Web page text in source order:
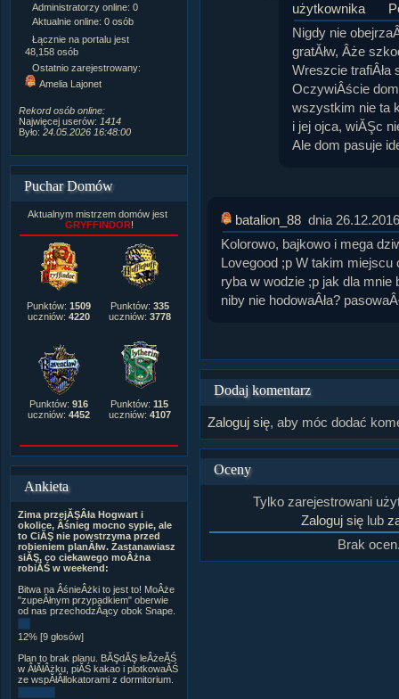
Administratorzy online: 0
Aktualnie online: 0 osób
Łącznie na portalu jest
48,158 osób
Ostatnio zarejestrowany:
Amelia Lajonet
Rekord osób online:
Najwięcej userów: 1414
Było: 24.05.2026 16:48:00
10,564
3,921
319,637
Komentarzy do materiałów:
3,327
4,170
Puchar Domów
Aktualnym mistrzem domów jest
GRYFFINDOR!
Punktów: 1509
uczniów: 4220
Punktów: 335
uczniów: 3778
Punktów: 916
uczniów: 4452
Punktów: 115
uczniów: 4107
Ankieta
Zima przejĂŞÂła Hogwart i
okolice, Âśnieg mocno sypie, ale
to CiĂŞ nie powstrzyma przed
robieniem planĂłw. Zastanawiasz
siĂŞ, co ciekawego moÂżna
robiĂŚ w weekend:
Bitwa na ÂśnieÂżki to jest to! MoÂże
"zupeÂłnym przypadkiem" oberwie
od nas przechodzÂący obok Snape.
12% [9 głosów]
Plan to brak planu. BĂŞdĂŞ leÂżeĂŚ
w ÂłĂłÂżku, piĂŚ kakao i plotkowaĂŚ
ze wspĂłÂłlokatorami z dormitorium.
Nigdy nie
gratĂłw, Âże
Wreszcie trafiÂła
OczywiÂście
wszystkim nie ta
i jej ojca, wiĂŞc
Ale dom pasuje
batalion_88 dnia
Kolorowo, bajkowo i mega
Lovegood ;p W takim miejscu
ryba w wodzie ;p jak dla
niby nie hodowaÂła?
Dodaj komentarz
Zaloguj się, aby móc dodać
Oceny
Tylko zarejestrowani
Zaloguj się lub
Brak